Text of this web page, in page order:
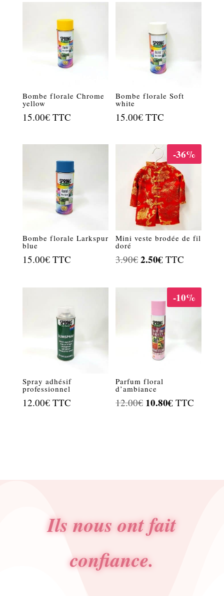
Bombe florale Chrome
yellow
15.00€ TTC
Bombe florale Soft
white
15.00€ TTC
Bombe florale Larkspur
blue
15.00€ TTC
-36%
Mini veste brodée de fil
doré
3.90€ Le
initial
était :
2.50€ Le
actuel
est :
2.50€.
TTC
Spray adhésif
professionnel
12.00€ TTC
-10%
Parfum floral
d’ambiance
12.00€ Le
10.80€ Le
TTC
Ils nous ont fait
confiance.